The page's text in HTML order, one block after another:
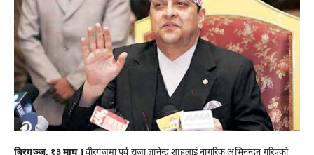
बिरगञ्ज, १३ माघ ।वीरगंजमा पूर्व राजा ज्ञानेन्द्र शाहलाई नागरिक अभिनन्दन गरिएको